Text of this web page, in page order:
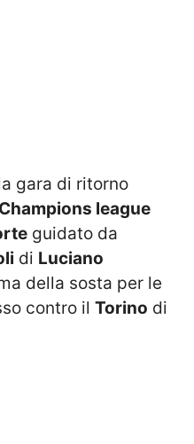
gara di ritorno
Champions league
guidato da
di Luciano
della sosta per le
contro il Torino di